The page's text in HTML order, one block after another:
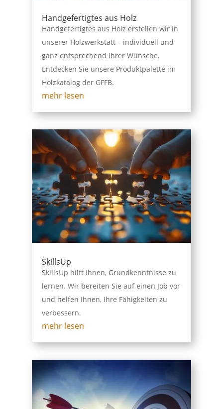
Handgefertigtes aus Holz
Handgefertigtes aus Holz erstellen wir in
unserer Holzwerkstatt – individuell und
ganz entsprechend Ihrer Wünsche.
Entdecken Sie unsere Produktpalette im
Holzkatalog der GFFB.
mehr lesen
SkillsUp
SkillsUp hilft Ihnen, Grundkenntnisse zu
lernen. Wir bereiten Sie auf einen Job vor
und helfen Ihnen, Ihre Fähigkeiten zu
verbessern.
mehr lesen